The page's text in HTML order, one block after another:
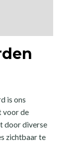
is ons
voor de
door diverse
zichtbaar te